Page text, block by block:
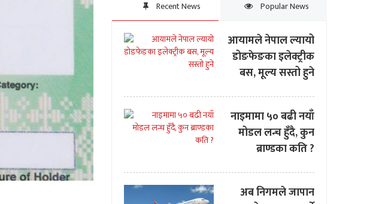
Recent News Popular News
आयामले नेपाल ल्यायो
डोङफेङका इलेक्ट्रीक
बस, मूल्य सस्तो हुने
नाइमामा ५० बढी नयाँ
मोडल लन्च हुँदै, कुन
ब्राण्डका कति ?
अब निगमले जापान